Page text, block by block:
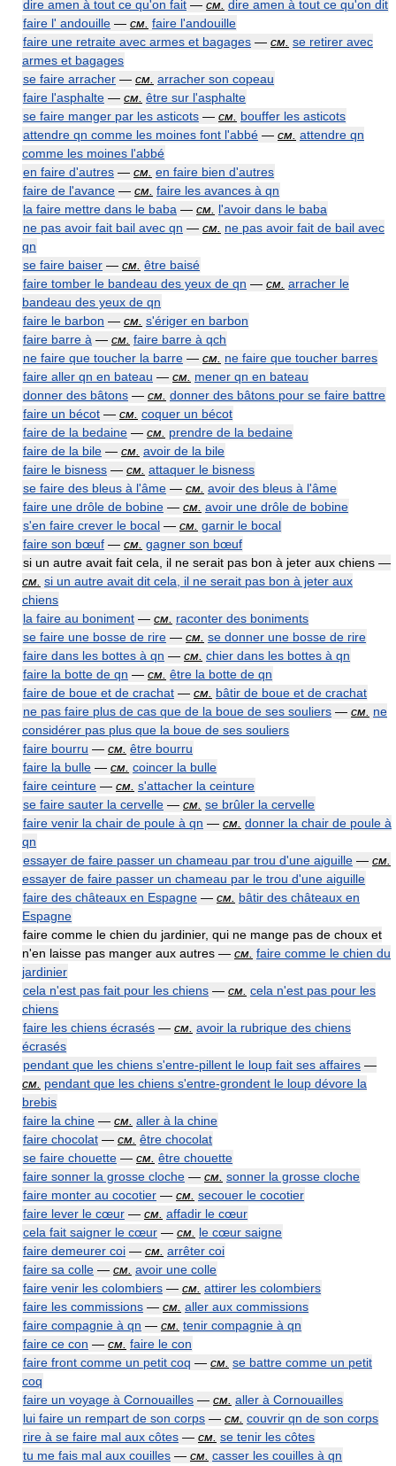
dire amen à tout ce qu'on fait — см. dire amen à tout ce qu'on dit
faire l' andouille — см. faire l'andouille
faire une retraite avec armes et bagages — см. se retirer avec
armes et bagages
se faire arracher — см. arracher son copeau
faire l'asphalte — см. être sur l'asphalte
se faire manger par les asticots — см. bouffer les asticots
attendre qn comme les moines font l'abbé — см. attendre qn
comme les moines l'abbé
en faire d'autres — см. en faire bien d'autres
faire de l'avance — см. faire les avances à qn
la faire mettre dans le baba — см. l'avoir dans le baba
ne pas avoir fait bail avec qn — см. ne pas avoir fait de bail avec
qn
se faire baiser — см. être baisé
faire tomber le bandeau des yeux de qn — см. arracher le
bandeau des yeux de qn
faire le barbon — см. s'ériger en barbon
faire barre à — см. faire barre à qch
ne faire que toucher la barre — см. ne faire que toucher barres
faire aller qn en bateau — см. mener qn en bateau
donner des bâtons — см. donner des bâtons pour se faire battre
faire un bécot — см. coquer un bécot
faire de la bedaine — см. prendre de la bedaine
faire de la bile — см. avoir de la bile
faire le bisness — см. attaquer le bisness
se faire des bleus à l'âme — см. avoir des bleus à l'âme
faire une drôle de bobine — см. avoir une drôle de bobine
s'en faire crever le bocal — см. garnir le bocal
faire son bœuf — см. gagner son bœuf
si un autre avait fait cela, il ne serait pas bon à jeter aux chiens —
см. si un autre avait dit cela, il ne serait pas bon à jeter aux
chiens
la faire au boniment — см. raconter des boniments
se faire une bosse de rire — см. se donner une bosse de rire
faire dans les bottes à qn — см. chier dans les bottes à qn
faire la botte de qn — см. être la botte de qn
faire de boue et de crachat — см. bâtir de boue et de crachat
ne pas faire plus de cas que de la boue de ses souliers — см. ne
considérer pas plus que la boue de ses souliers
faire bourru — см. être bourru
faire la bulle — см. coincer la bulle
faire ceinture — см. s'attacher la ceinture
se faire sauter la cervelle — см. se brûler la cervelle
faire venir la chair de poule à qn — см. donner la chair de poule à
qn
essayer de faire passer un chameau par trou d'une aiguille — см.
essayer de faire passer un chameau par le trou d'une aiguille
faire des châteaux en Espagne — см. bâtir des châteaux en
Espagne
faire comme le chien du jardinier, qui ne mange pas de choux et
n'en laisse pas manger aux autres — см. faire comme le chien du
jardinier
cela n'est pas fait pour les chiens — см. cela n'est pas pour les
chiens
faire les chiens écrasés — см. avoir la rubrique des chiens
écrasés
pendant que les chiens s'entre-pillent le loup fait ses affaires —
см. pendant que les chiens s'entre-grondent le loup dévore la
brebis
faire la chine — см. aller à la chine
faire chocolat — см. être chocolat
se faire chouette — см. être chouette
faire sonner la grosse cloche — см. sonner la grosse cloche
faire monter au cocotier — см. secouer le cocotier
faire lever le cœur — см. affadir le cœur
cela fait saigner le cœur — см. le cœur saigne
faire demeurer coi — см. arrêter coi
faire sa colle — см. avoir une colle
faire venir les colombiers — см. attirer les colombiers
faire les commissions — см. aller aux commissions
faire compagnie à qn — см. tenir compagnie à qn
faire ce con — см. faire le con
faire front comme un petit coq — см. se battre comme un petit
coq
faire un voyage à Cornouailles — см. aller à Cornouailles
lui faire un rempart de son corps — см. couvrir qn de son corps
rire à se faire mal aux côtes — см. se tenir les côtes
tu me fais mal aux couilles — см. casser les couilles à qn